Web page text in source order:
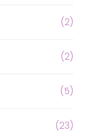
(2)
(2)
(5)
(23)